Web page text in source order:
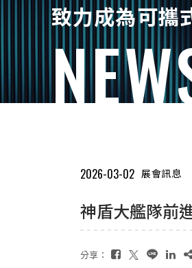
致力成為可攜
2026-03-02 展會訊息
神盾大艦隊前
分享：